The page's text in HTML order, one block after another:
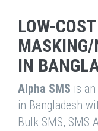
LOW-COST
IN
Alpha SMS is
in Bangladesh
Bulk SMS, SMS